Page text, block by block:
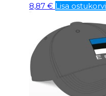
8,87 € Lisa ostukorvi